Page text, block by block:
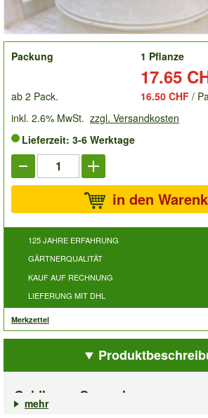
order
Packung
1 Pflanze
17.65
ab 2 Pack. 16.50 CHF /
inkl. 2.6% MwSt. zzgl. Versandkosten
Lieferzeit: 3-6 Werktage
in den
125 JAHRE ERFAHRUNG
GÄRTNERQUALITÄT
KAUF AUF RECHNUNG
LIEFERUNG MIT DHL
Merkzettel
Geldbaum Crassula
mehr